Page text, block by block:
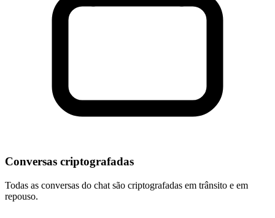
Conversas criptografadas
Todas as conversas do chat são criptografadas em trânsito e em
repouso.